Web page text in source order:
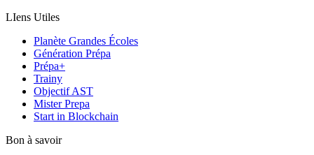
LIens Utiles
Planète Grandes Écoles
Génération Prépa
Prépa+
Trainy
Objectif AST
Mister Prepa
Start in Blockchain
Bon à savoir